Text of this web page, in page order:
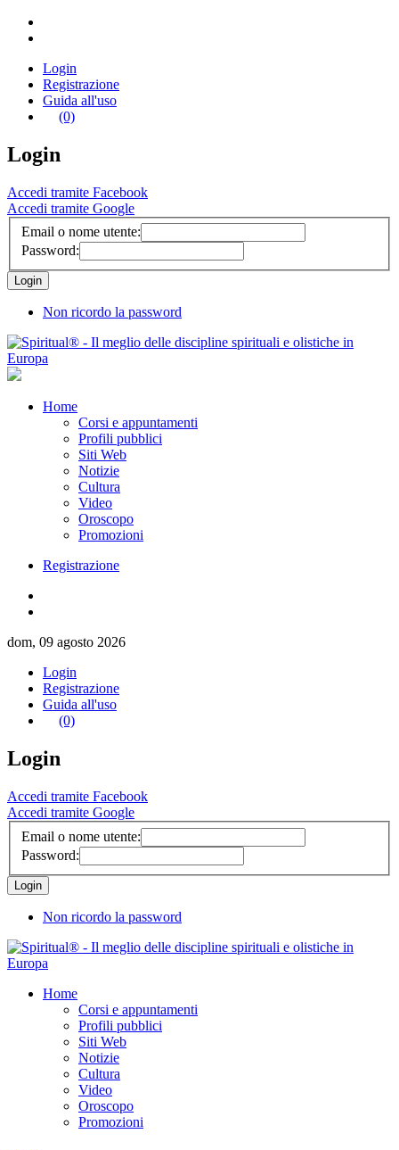
Login
Registrazione
Guida all'uso
(0)
Login
Accedi tramite Facebook
Accedi tramite Google
Email o nome utente:
Password:
Non ricordo la password
Home
Corsi e appuntamenti
Profili pubblici
Siti Web
Notizie
Cultura
Video
Oroscopo
Promozioni
Registrazione
dom, 09 agosto 2026
Login
Registrazione
Guida all'uso
(0)
Login
Accedi tramite Facebook
Accedi tramite Google
Email o nome utente:
Password:
Non ricordo la password
Home
Corsi e appuntamenti
Profili pubblici
Siti Web
Notizie
Cultura
Video
Oroscopo
Promozioni